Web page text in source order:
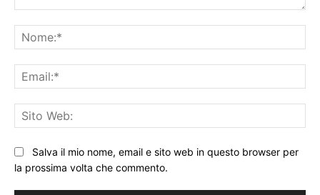
Salva il mio nome, email e sito web in questo browser per
la prossima volta che commento.